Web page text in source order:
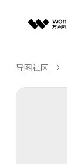
导图社区